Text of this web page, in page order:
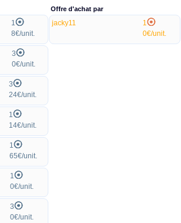
1
8€/unit.
3
0€/unit.
3
24€/unit.
1
14€/unit.
1
65€/unit.
1
0€/unit.
3
0€/unit.
Offre d'achat par
jacky11
1
0€/unit.